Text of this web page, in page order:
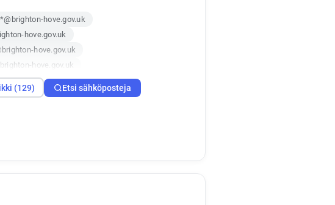
hove.gov.uk
hove.gov.uk
hove.gov.uk
hove.gov.uk
hove.gov.uk
hove.gov.uk
(129) Etsi sähköposteja